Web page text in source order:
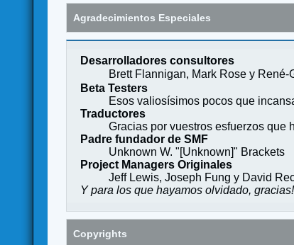
Agradecimientos Especiales
Desarrolladores consultores
Brett Flannigan, Mark Rose y
Beta Testers
Esos valiosísimos pocos que
Traductores
Gracias por vuestros esfuerzos que
Padre fundador de SMF
Unknown W. "[Unknown]" Brackets
Project Managers Originales
Jeff Lewis, Joseph Fung y David
Y para los que hayamos olvidado, gracias!
Copyrights